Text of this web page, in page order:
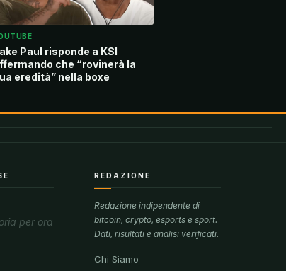
Paul risponde a KSI
che “rovinerà la
eredità” nella boxe
per ora
REDAZIONE
Redazione indipendente di
bitcoin, crypto, esports e sport.
Dati, risultati e analisi verificati.
Chi Siamo